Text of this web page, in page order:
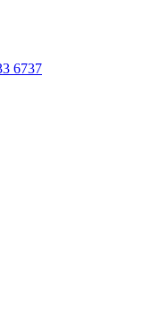
6737